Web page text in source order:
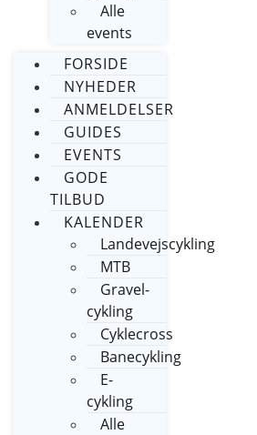
Alle
events
FORSIDE
NYHEDER
ANMELDELSER
GUIDES
EVENTS
GODE
TILBUD
KALENDER
Landevejscykling
MTB
Gravel-
cykling
Cyklecross
Banecykling
E-
cykling
Alle